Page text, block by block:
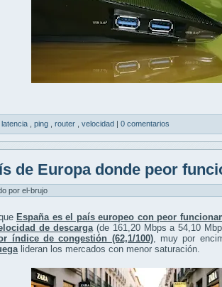
latencia ping router velocidad 0 comentarios
de Europa donde peor
por el-brujo
España es el país europeo con peor
de descarga(de 161,20 Mbps a 54,10
índice de congestión (62,1/100), muy por
lideran los mercados con menor saturación.